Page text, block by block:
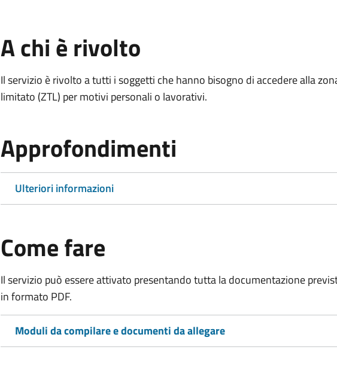
A chi è rivolto
Il servizio è rivolto a tutti i soggetti che hanno bisogno di accedere alla
limitato (ZTL) per motivi personali o lavorativi.
Approfondimenti
Ulteriori informazioni
Come fare
Il servizio può essere attivato presentando tutta la documentazione
in formato PDF.
Moduli da compilare e documenti da allegare